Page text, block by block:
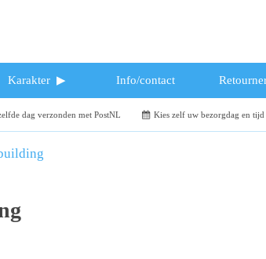
Karakter Info/contact
dag verzonden met PostNL Kies zelf uw bezorgdag en tijd